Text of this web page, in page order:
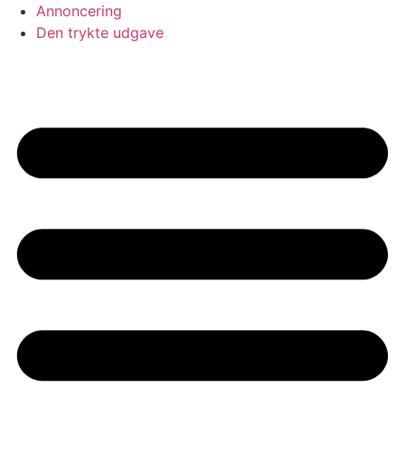
Annoncering
Den trykte udgave